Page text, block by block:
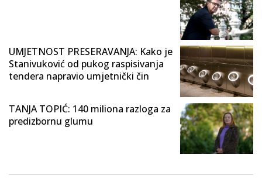
UMJETNOST PRESERAVANJA: Kako je
Stanivuković od pukog raspisivanja
tendera napravio umjetnički čin
TANJA TOPIĆ: 140 miliona razloga za
predizbornu glumu